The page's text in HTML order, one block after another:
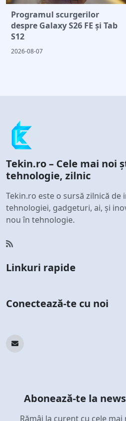
Programul scurgerilor
despre Galaxy S26 FE și Tab
S12
2026-08-07
Tekin.ro – Cele mai noi
tehnologie, zilnic
Tekin.ro este o sursă zilnică
tehnologiei, gadgeturi, ai, și
nou în tehnologie.
Linkuri rapide
Conectează-te cu noi
Abonează-te la
Rămâi la curent cu cele